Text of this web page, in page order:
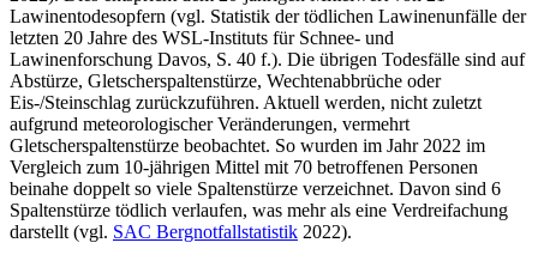
Lawinentodesopfern (vgl. Statistik der tödlichen Lawinenunfälle der
letzten 20 Jahre des WSL-Instituts für Schnee- und
Lawinenforschung Davos, S. 40 f.). Die übrigen Todesfälle sind auf
Abstürze, Gletscherspaltenstürze, Wechtenabbrüche oder
Eis-/Steinschlag zurückzuführen. Aktuell werden, nicht zuletzt
aufgrund meteorologischer Veränderungen, vermehrt
Gletscherspaltenstürze beobachtet. So wurden im Jahr 2022 im
Vergleich zum 10-jährigen Mittel mit 70 betroffenen Personen
beinahe doppelt so viele Spaltenstürze verzeichnet. Davon sind 6
Spaltenstürze tödlich verlaufen, was mehr als eine Verdreifachung
darstellt (vgl. SAC Bergnotfallstatistik 2022).